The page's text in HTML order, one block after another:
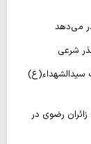
می‌دهد
شرعی
حضرت سیدالشهداء(ع)
رضوی در